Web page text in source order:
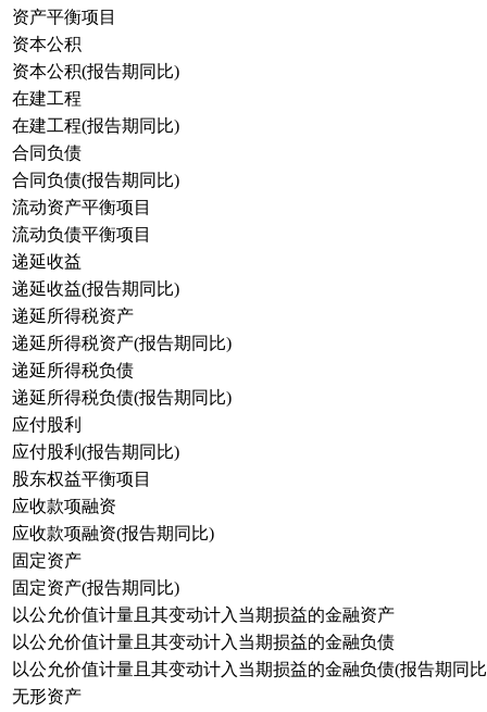
资产平衡项目
资本公积
资本公积(报告期同比)
在建工程
在建工程(报告期同比)
合同负债
合同负债(报告期同比)
流动资产平衡项目
流动负债平衡项目
递延收益
递延收益(报告期同比)
递延所得税资产
递延所得税资产(报告期同比)
递延所得税负债
递延所得税负债(报告期同比)
应付股利
应付股利(报告期同比)
股东权益平衡项目
应收款项融资
应收款项融资(报告期同比)
固定资产
固定资产(报告期同比)
以公允价值计量且其变动计入当期损益的金融资产
以公允价值计量且其变动计入当期损益的金融负债
以公允价值计量且其变动计入当期损益的金融负债(报告期同
无形资产